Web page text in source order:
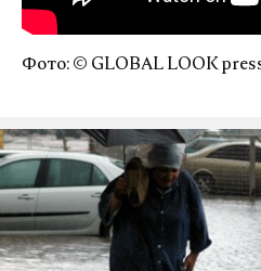
Фото: © GLOBAL LOOK